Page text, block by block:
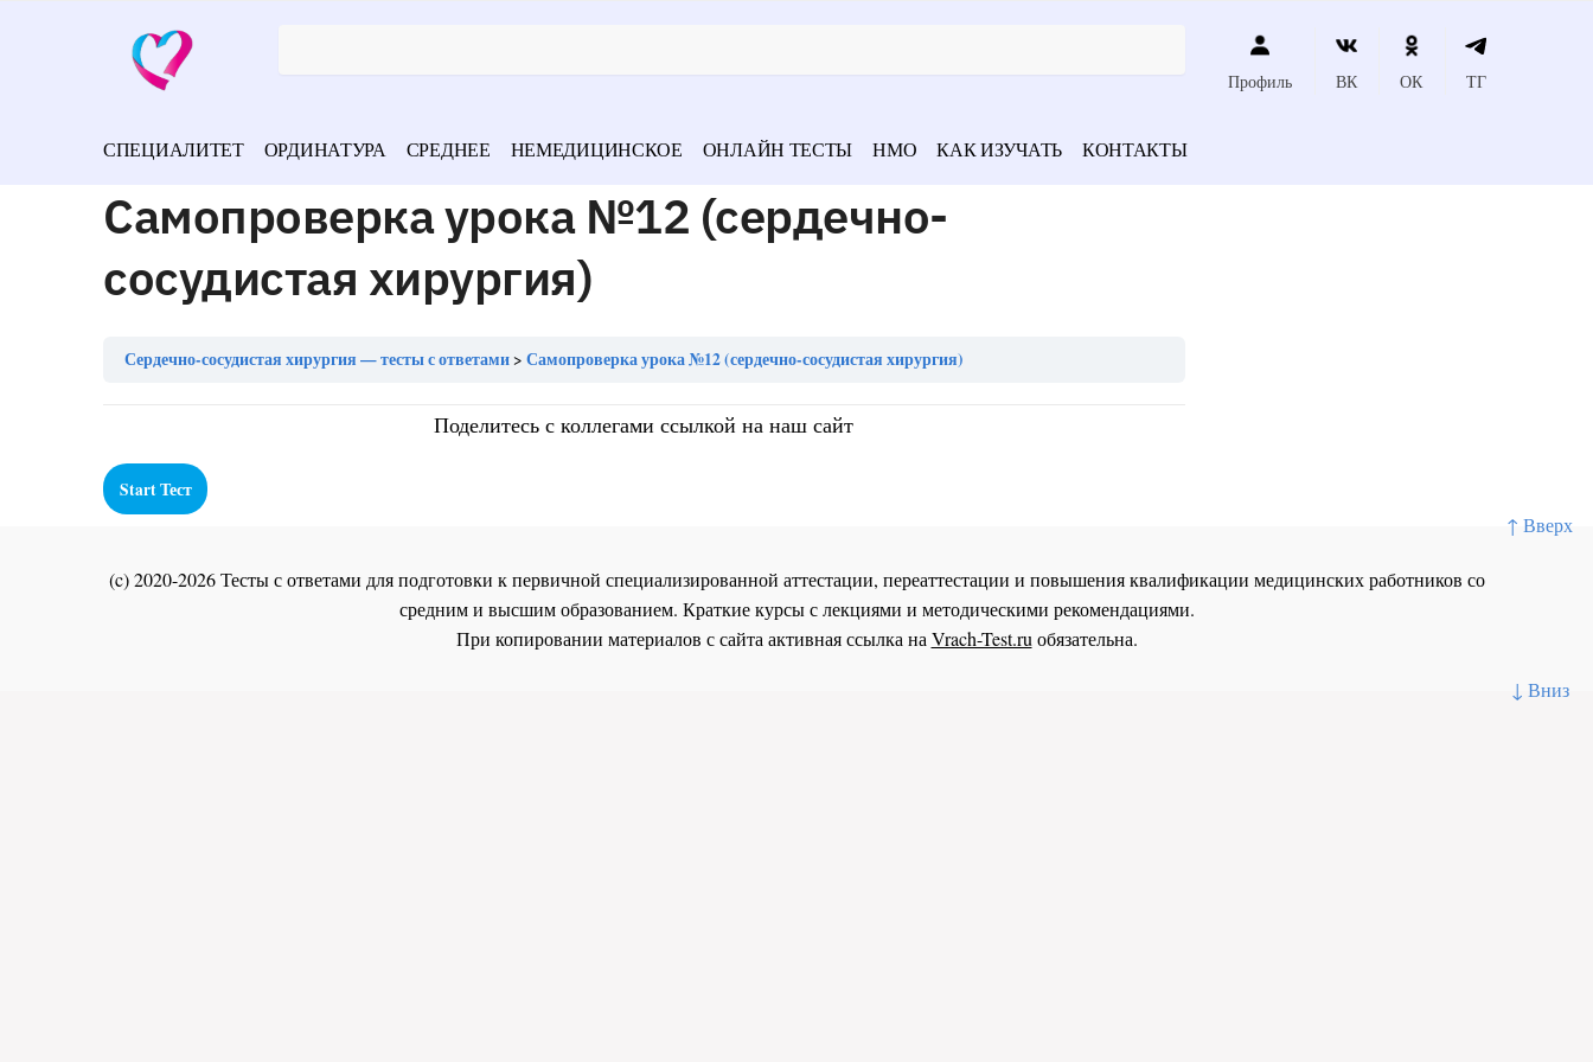
↑ Вверх
↓ Вниз
Профиль ВК ОК ТГ
СПЕЦИАЛИТЕТ ОРДИНАТУРА СРЕДНЕЕ НЕМЕДИЦИНСКОЕ ОНЛАЙН ТЕСТЫ НМО КАК ИЗУЧАТЬ КОНТАКТЫ
Самопроверка урока №12 (сердечно-
сосудистая хирургия)
Сердечно-сосудистая хирургия — тесты с ответами Самопроверка урока №12 (сердечно-сосудистая хирургия)
Поделитесь с коллегами ссылкой на наш сайт
(c) 2020-2026 Тесты с ответами для подготовки к первичной специализированной аттестации, переаттестации и повышения квалификации медицинских работников со
средним и высшим образованием. Краткие курсы с лекциями и методическими рекомендациями.
При копировании материалов с сайта активная ссылка на Vrach-Test.ru обязательна.